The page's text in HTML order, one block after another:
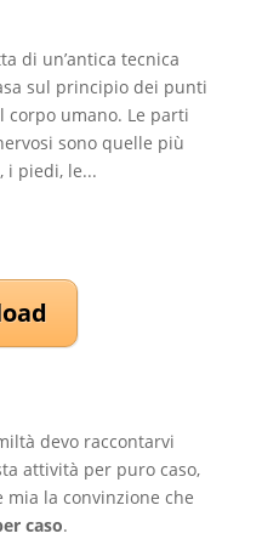
di un’antica tecnica
sul principio dei punti
umano. Le parti
sono quelle più
i piedi, le...
devo raccontarvi
attività per puro caso,
mia la convinzione che
caso.